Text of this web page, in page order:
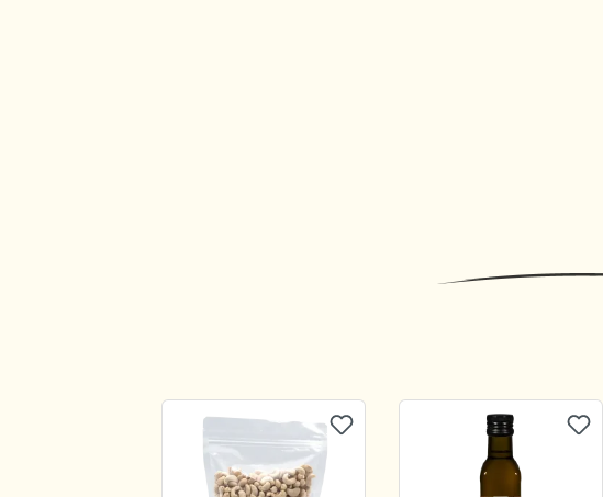
Produktgalerie überspringen